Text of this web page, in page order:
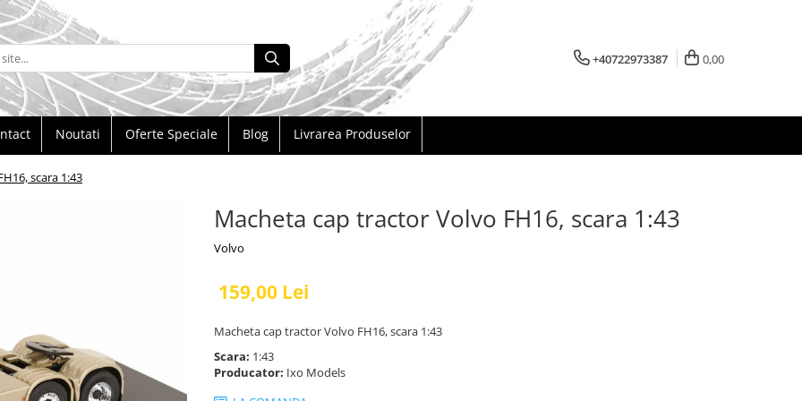
+40722973387 0,00
Noutati Oferte Speciale Blog Livrarea Produselor
scara 1:43
Macheta cap tractor Volvo FH16, scara 1:43
Volvo
159,00 Lei
Macheta cap tractor Volvo FH16, scara 1:43
Scara: 1:43
Producator: Ixo Models